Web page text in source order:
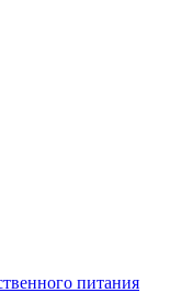
питания